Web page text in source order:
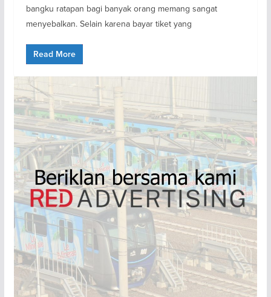
bangku ratapan bagi banyak orang memang sangat
menyebalkan. Selain karena bayar tiket yang
Read More